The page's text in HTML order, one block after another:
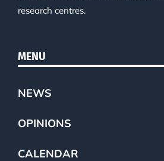
research centres.
MENU
NEWS
OPINIONS
CALENDAR